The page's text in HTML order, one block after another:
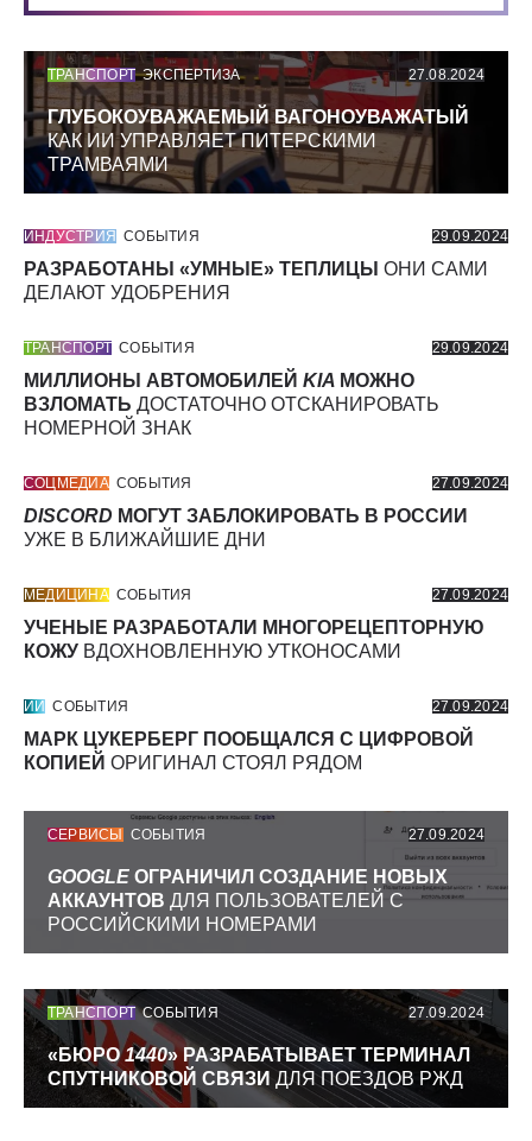
ТРАНСПОРТ ЭКСПЕРТИЗА 27.08.2024
ГЛУБОКОУВАЖАЕМЫЙ ВАГОНОУВАЖАТЫЙ
КАК ИИ УПРАВЛЯЕТ ПИТЕРСКИМИ
ТРАМВАЯМИ
ИНДУСТРИЯ СОБЫТИЯ 29.09.2024
РАЗРАБОТАНЫ «УМНЫЕ» ТЕПЛИЦЫ ОНИ САМИ
ДЕЛАЮТ УДОБРЕНИЯ
ТРАНСПОРТ СОБЫТИЯ 29.09.2024
МИЛЛИОНЫ АВТОМОБИЛЕЙ KIA МОЖНО
ВЗЛОМАТЬ ДОСТАТОЧНО ОТСКАНИРОВАТЬ
НОМЕРНОЙ ЗНАК
СОЦМЕДИА СОБЫТИЯ 27.09.2024
DISCORD МОГУТ ЗАБЛОКИРОВАТЬ В РОССИИ
УЖЕ В БЛИЖАЙШИЕ ДНИ
МЕДИЦИНА СОБЫТИЯ 27.09.2024
УЧЕНЫЕ РАЗРАБОТАЛИ МНОГОРЕЦЕПТОРНУЮ
КОЖУ ВДОХНОВЛЕННУЮ УТКОНОСАМИ
ИИ СОБЫТИЯ 27.09.2024
МАРК ЦУКЕРБЕРГ ПООБЩАЛСЯ С ЦИФРОВОЙ
КОПИЕЙ ОРИГИНАЛ СТОЯЛ РЯДОМ
СЕРВИСЫ СОБЫТИЯ 27.09.2024
GOOGLE ОГРАНИЧИЛ СОЗДАНИЕ НОВЫХ
АККАУНТОВ ДЛЯ ПОЛЬЗОВАТЕЛЕЙ С
РОССИЙСКИМИ НОМЕРАМИ
ТРАНСПОРТ СОБЫТИЯ 27.09.2024
«БЮРО1440» РАЗРАБАТЫВАЕТ ТЕРМИНАЛ
СПУТНИКОВОЙ СВЯЗИ ДЛЯ ПОЕЗДОВ РЖД